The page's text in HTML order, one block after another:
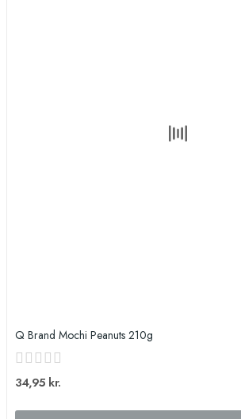
Q Brand Mochi Peanuts 210g
34,95 kr.